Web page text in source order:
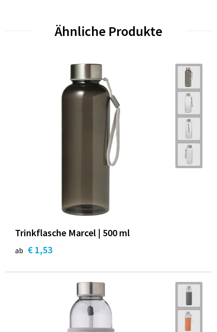
Ähnliche Produkte
Trinkflasche Marcel | 500 ml
ab € 1,53